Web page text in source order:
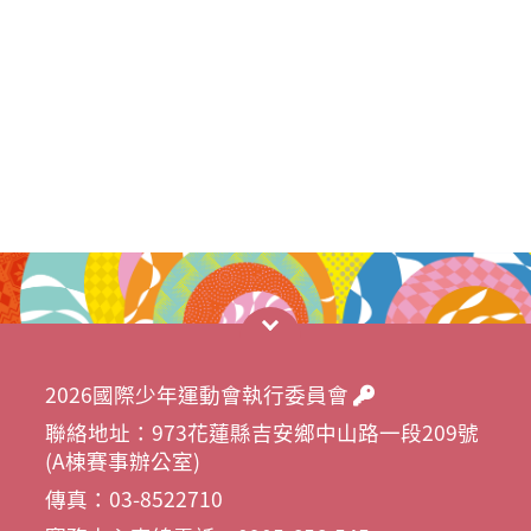
2026國際少年運動會執行委員會
聯絡地址：973花蓮縣吉安鄉中山路一段209號
(A棟賽事辦公室)
傳真：03-8522710